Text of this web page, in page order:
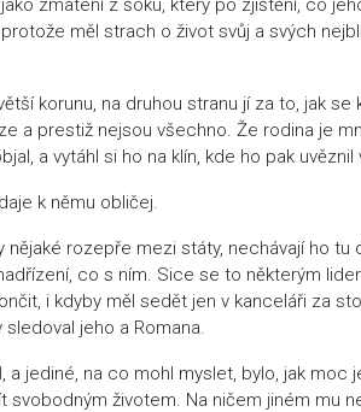
zmatení z šoku, který po zjištění, co
měl strach o život svůj a svých
korunu, na druhou stranu jí za to, jak se
a prestiž nejsou všechno. Že rodina je
a vytáhl si ho na klín, kde ho pak
k němu obličej.
rozepře mezi státy, nechávají ho tu
co s ním. Sice se to některým
i kdyby měl sedět jen v kanceláři za
jeho a Romana.
jediné, na co mohl myslet, bylo, jak moc
životem. Na ničem jiném mu